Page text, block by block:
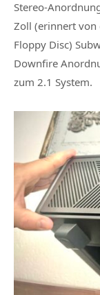
Stereo-
Zoll (erinnert von
Floppy Disc)
Downfire
zum 2.1 System.